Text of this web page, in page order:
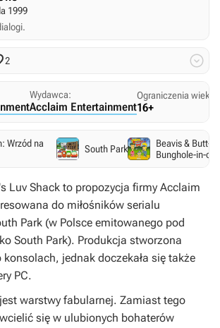
1999
2 
Wydawca:
Acclaim Entertainment
Ograniczenia
16+
Wrzód na
South Park
Beavis & Butt-
Bunghole-in-one
Luv Shack to propozycja firmy Acclaim
do miłośników serialu
Park (w Polsce emitowanego pod
South Park). Produkcja stworzona
konsolach, jednak doczekała się także
PC.
warstwy fabularnej. Zamiast tego
się w ulubionych bohaterów